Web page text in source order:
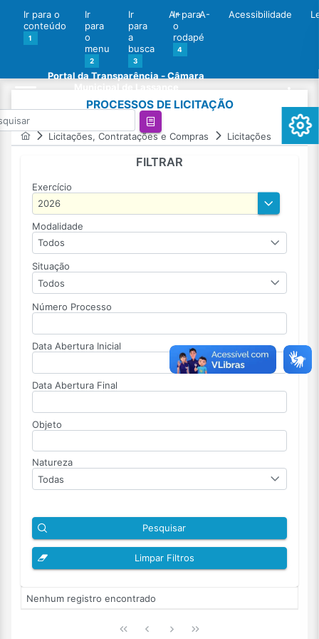
Ir para o
conteúdo
1
Ir
para
o
menu
2
Ir
para
a
busca
3
Ir para
o
rodapé
4
A+ A- Acessibilidade
Portal da Transparência - Câmara
PROCESSOS DE LICITAÇÃO
Licitações, Contratações e Compras Licitações
FILTRAR
Exercício
Modalidade
Todos
Situação
Todos
Número Processo
Data Abertura Inicial
Data Abertura Final
Objeto
Natureza
Todas
Pesquisar
Limpar Filtros
Nenhum registro encontrado